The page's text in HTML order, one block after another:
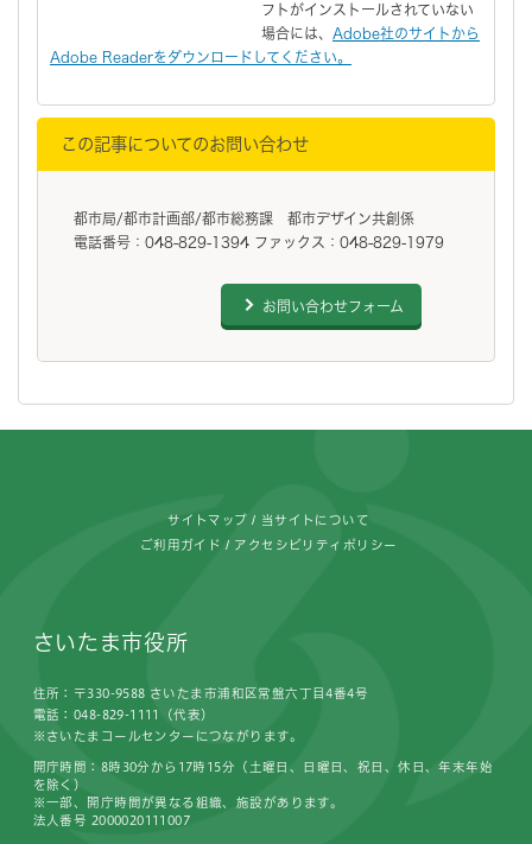
フトがインストールされていない
場合には、 Adobe社のサイトから
Adobe Readerをダウンロードしてください。
この記事についてのお問い合わせ
都市局/都市計画部/都市総務課 都市デザイン共創係
電話番号：048-829-1394 ファックス：048-829-1979
お問い合わせフォーム
サイトマップ 当サイトについて
ご利用ガイド アクセシビリティポリシー
さいたま市役所
住所：〒330-9588 さいたま市浦和区常盤六丁目4番4号
電話：048-829-1111（代表）
※さいたまコールセンターにつながります。
開庁時間：8時30分から17時15分（土曜日、日曜日、祝日、休日、年末年始
を除く）
※一部、開庁時間が異なる組織、施設があります。
法人番号 2000020111007